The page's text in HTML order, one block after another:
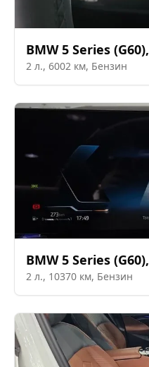
BMW 5 Series (G60),
2 л., 6002 км, Бензин
BMW 5 Series (G60),
2 л., 10370 км, Бензин